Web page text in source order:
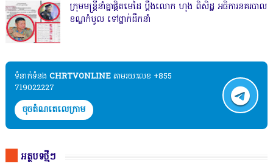
ក្រុមមន្ត្រីនាំគ្នាផ្ដិតមេដៃ ប្ដឹងលោក ហុង ពិសិដ្ឋ អធិការនគរបាល
ខណ្ឌកំបូល ទៅថ្នាក់ដឹកនាំ
ទំនាក់ទំនង​​ CHRTVONLINE តាមរយៈលេខ +855
719022227
ចុចតំណតេលេក្រាម
អត្ថបទថ្មីៗ